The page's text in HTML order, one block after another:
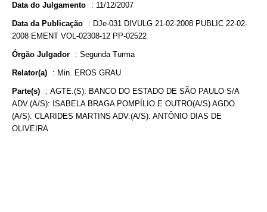
Data do Julgamento : 11/12/2007
Data da Publicação : DJe-031 DIVULG 21-02-2008 PUBLIC 22-02-
2008 EMENT VOL-02308-12 PP-02522
Órgão Julgador : Segunda Turma
Relator(a) : Min. EROS GRAU
Parte(s) : AGTE.(S): BANCO DO ESTADO DE SÃO PAULO S/A
ADV.(A/S): ISABELA BRAGA POMPÍLIO E OUTRO(A/S) AGDO.
(A/S): CLARIDES MARTINS ADV.(A/S): ANTÔNIO DIAS DE
OLIVEIRA